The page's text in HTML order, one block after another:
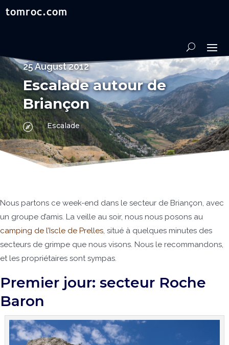
25 August 2012
Escalade autour de
Briançon
 Escalade
Nous partons ce week-end dans le secteur de Briançon, avec
un groupe d’amis. La veille au soir, nous nous posons au
camping de l’Iscle de Prelles, situé à quelques minutes des
secteurs de grimpe que nous visons. Nous le recommandons,
et les propriétaires sont sympas.
Premier jour: secteur Roche
Baron